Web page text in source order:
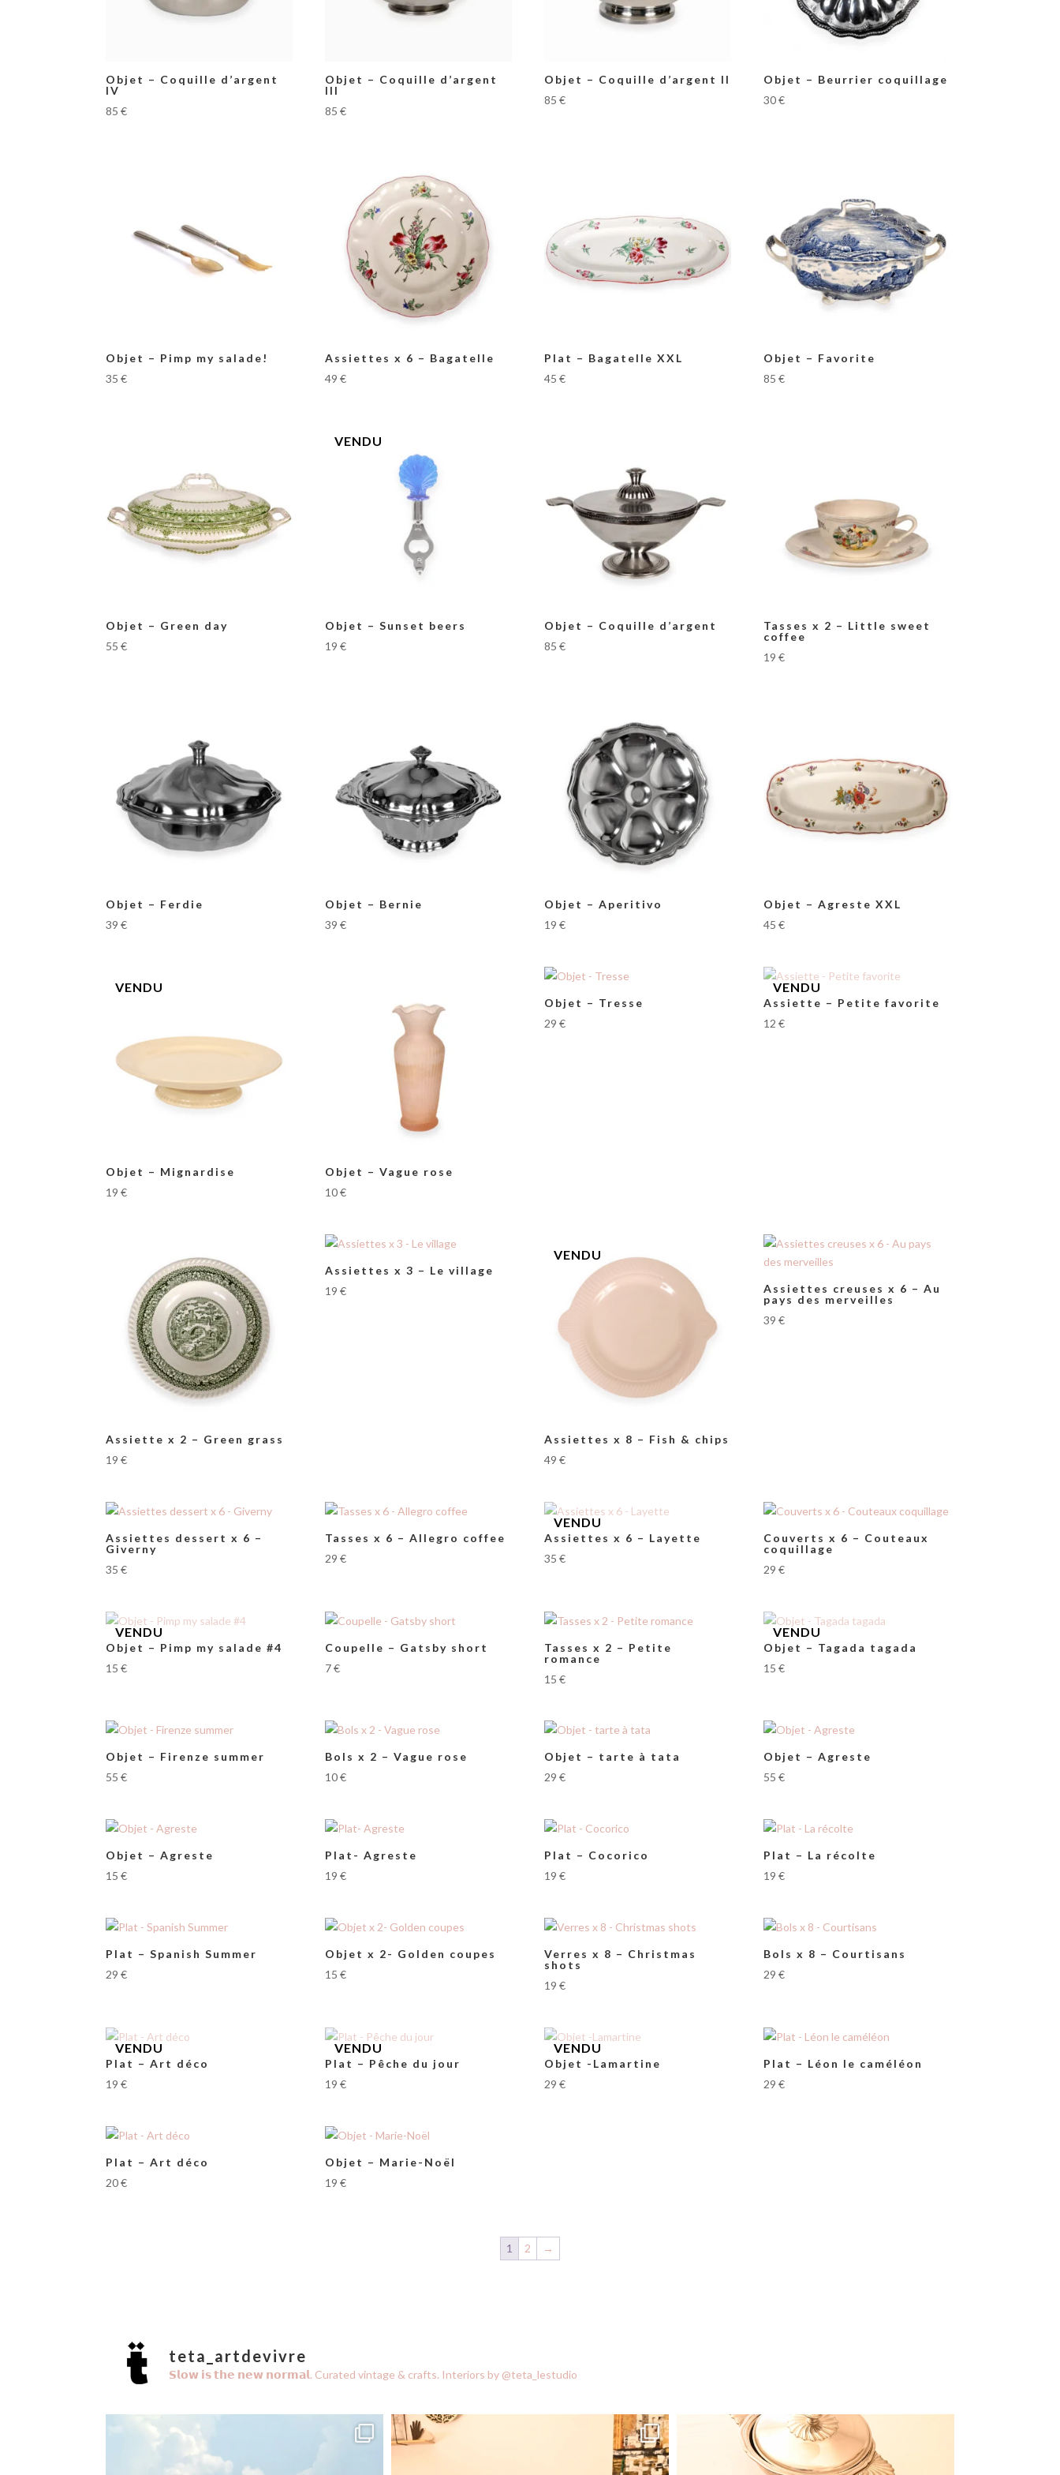
Objet – Coquille d’argent
IV
85€
Objet – Coquille d’argent
III
85€
Objet – Coquille d’argent II
85€
Objet – Beurrier coquillage
30€
Objet – Pimp my salade!
35€
Assiettes x 6 – Bagatelle
49€
Plat – Bagatelle XXL
45€
Objet – Favorite
85€
Objet – Green day
55€
Objet – Sunset beers
19€
Objet – Coquille d’argent
85€
Tasses x 2 – Little sweet
coffee
19€
Objet – Ferdie
39€
Objet – Bernie
39€
Objet – Aperitivo
19€
Objet – Agreste XXL
45€
Objet – Mignardise
19€
Objet – Vague rose
10€
Objet – Tresse
29€
Assiette – Petite favorite
12€
Assiette x 2 – Green grass
19€
Assiettes x 3 – Le village
19€
Assiettes x 8 – Fish & chips
49€
Assiettes creuses x 6 – Au
pays des merveilles
39€
Assiettes dessert x 6 –
Giverny
35€
Tasses x 6 – Allegro coffee
29€
Assiettes x 6 – Layette
35€
Couverts x 6 – Couteaux
coquillage
29€
Objet – Pimp my salade #4
15€
Coupelle – Gatsby short
7€
Tasses x 2 – Petite
romance
15€
Objet – Tagada tagada
15€
Objet – Firenze summer
55€
Bols x 2 – Vague rose
10€
Objet – tarte à tata
29€
Objet – Agreste
55€
Objet – Agreste
15€
Plat- Agreste
19€
Plat – Cocorico
19€
Plat – La récolte
19€
Plat – Spanish Summer
29€
Objet x 2- Golden coupes
15€
Verres x 8 – Christmas
shots
19€
Bols x 8 – Courtisans
29€
Plat – Art déco
19€
Plat – Pêche du jour
19€
Objet -Lamartine
29€
Plat – Léon le caméléon
29€
Plat – Art déco
20€
Objet – Marie-Noël
19€
1 2 →
teta_artdevivre
𝗦𝗹𝗼𝘄 𝗶𝘀 𝘁𝗵𝗲 𝗻𝗲𝘄 𝗻𝗼𝗿𝗺𝗮𝗹. Curated vintage & crafts. Interiors by @teta_lestudio